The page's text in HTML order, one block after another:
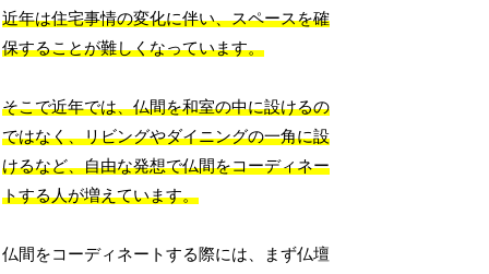
近年は住宅事情の変化に伴い、スペースを確
保することが難しくなっています。
そこで近年では、仏間を和室の中に設けるの
ではなく、リビングやダイニングの一角に設
けるなど、自由な発想で仏間をコーディネー
トする人が増えています。
仏間をコーディネートする際には、まず仏壇